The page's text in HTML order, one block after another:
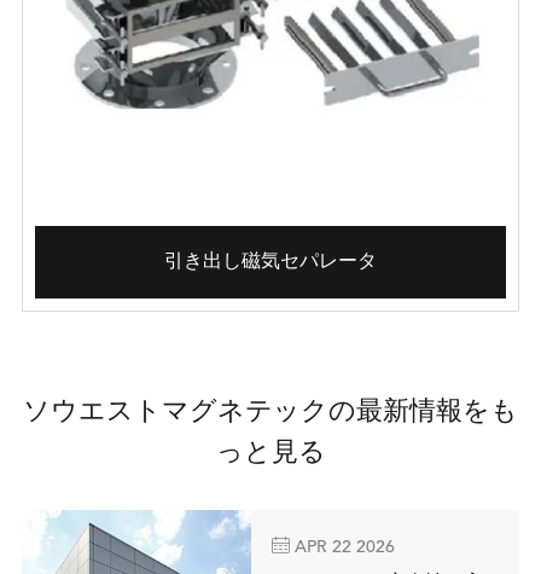
引き出し磁気セパレータ
ソウエストマグネテックの最新情報をも
っと見る
 APR 22 2026